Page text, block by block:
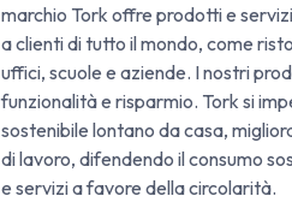
marchio Tork offre prodotti e
a clienti di tutto il mondo, come
uffici, scuole e aziende. I nostri
funzionalità e risparmio. Tork si
sostenibile lontano da casa,
di lavoro, difendendo il consumo
e servizi a favore della circolarità.